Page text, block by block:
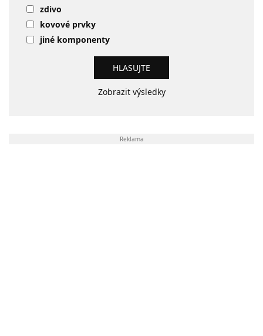
zdivo
kovové prvky
jiné komponenty
Zobrazit výsledky
Reklama